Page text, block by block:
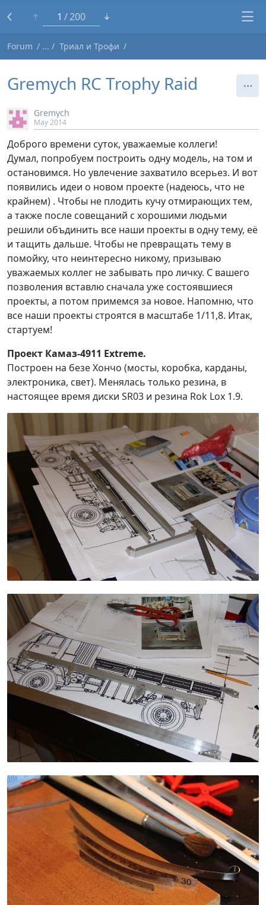
1 200
Forum Триал и Трофи
Gremych RC Trophy Raid
Gremych
May 2014
Доброго времени суток, уважаемые коллеги!
Думал, попробуем построить одну модель, на том и
остановимся. Но увлечение захватило всерьез. И вот
появились идеи о новом проекте (надеюсь, что не
крайнем) . Чтобы не плодить кучу отмирающих тем,
а также после совещаний с хорошими людьми
решили объдинить все наши проекты в одну тему, её
и тащить дальше. Чтобы не превращать тему в
помойку, что неинтересно никому, призываю
уважаемых коллег не забывать про личку. С вашего
позволения вставлю сначала уже состоявшиеся
проекты, а потом примемся за новое. Напомню, что
все наши проекты строятся в масштабе 1/11,8. Итак,
стартуем!
Проект Камаз-4911 Extreme.
Построен на безе Хончо (мосты, коробка, карданы,
электроника, свет). Менялась только резина, в
настоящее время диски SR03 и резина Rok Lox 1.9.